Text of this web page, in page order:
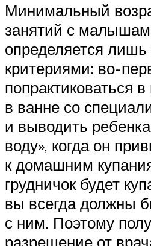
Минимальный
занятий с
определяется
критериями: во-
попрактиковаться
в ванне со
и выводить
воду», когда он
к домашним
грудничок будет
вы всегда должны
с ним. Поэтому
разрешение от